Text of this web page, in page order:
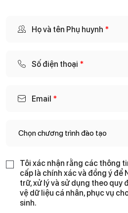
Họ và tên Phụ huynh *
Số điện thoại *
Email *
n
h
â
n
t
Tôi xác nhận rằng các thông
cấp là chính xác và đồng ý để
trữ, xử lý và sử dụng theo quy
vệ dữ liệu cá nhân, phục vụ
sinh.